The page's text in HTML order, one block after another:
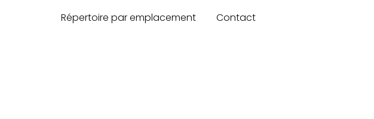
Répertoire par emplacement Contact